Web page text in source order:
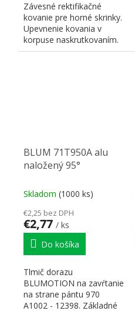
Závesné rektifikačné
kovanie pre horné skrinky.
Upevnenie kovania v
korpuse naskrutkovaním.
Upevnenie kovania na...
BLUM 71T950A alu
naložený 95°
Skladom (1000 ks)
€2,25 bez DPH
€2,77 / ks
Do košíka
Tlmič dorazu
BLUMOTION na zavŕtanie
na strane pántu 970
A1002 - 12398. Základné